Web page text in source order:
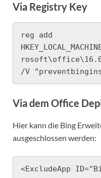
Via Registry Key
reg add
/V
Via dem Office
Hier kann die Bing
ausgeschlossen werden:
<ExcludeApp